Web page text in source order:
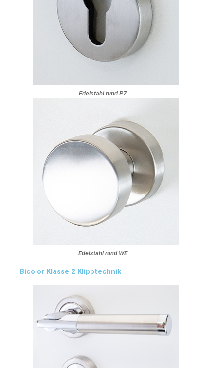
Edelstahl rund PZ
Edelstahl rund WE
Bicolor Klasse 2 Klipptechnik